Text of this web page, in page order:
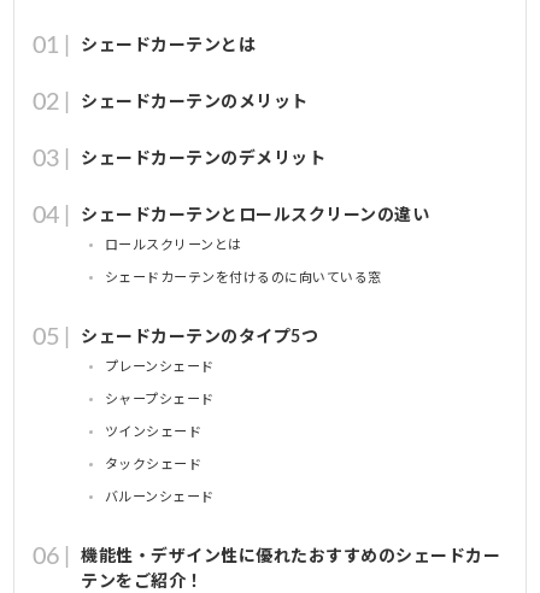
シェードカーテンとは
シェードカーテンのメリット
シェードカーテンのデメリット
シェードカーテンとロールスクリーンの違い
ロールスクリーンとは
シェードカーテンを付けるのに向いている窓
シェードカーテンのタイプ5つ
プレーンシェード
シャープシェード
ツインシェード
タックシェード
バルーンシェード
機能性・デザイン性に優れたおすすめのシェードカー
テンをご紹介！